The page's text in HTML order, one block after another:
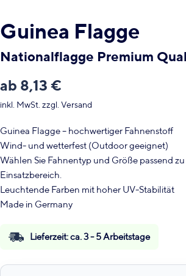
Guinea Flagge
Nationalflagge Premium
ab 8,13 €
inkl. MwSt. zzgl. Versand
Guinea Flagge – hochwertiger Fahnenstoff
Wind- und wetterfest (Outdoor geeignet)
Wählen Sie Fahnentyp und Größe passend
Einsatzbereich.
Leuchtende Farben mit hoher UV-Stabilität
Made in Germany
Lieferzeit:ca. 3 - 5 Arbeitstage